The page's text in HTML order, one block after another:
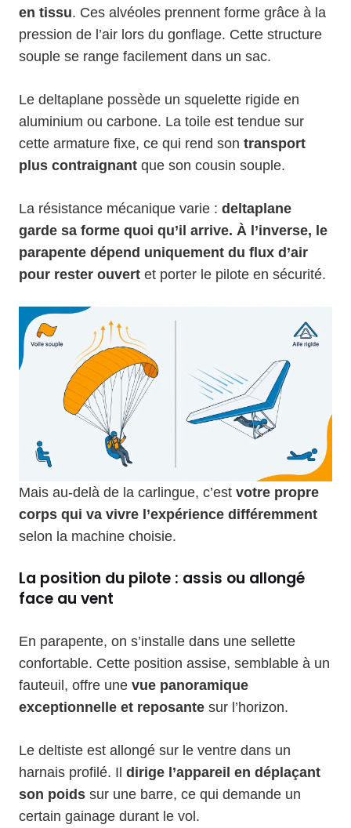
en tissu. Ces alvéoles prennent forme grâce à la
pression de l’air lors du gonflage. Cette structure
souple se range facilement dans un sac.
Le deltaplane possède un squelette rigide en
aluminium ou carbone. La toile est tendue sur
cette armature fixe, ce qui rend son transport
plus contraignant que son cousin souple.
La résistance mécanique varie : deltaplane
garde sa forme quoi qu’il arrive. À l’inverse, le
parapente dépend uniquement du flux d’air
pour rester ouvert et porter le pilote en sécurité.
Mais au-delà de la carlingue, c’est votre propre
corps qui va vivre l’expérience différemment
selon la machine choisie.
La position du pilote : assis ou allongé
face au vent
En parapente, on s’installe dans une sellette
confortable. Cette position assise, semblable à un
fauteuil, offre une vue panoramique
exceptionnelle et reposante sur l’horizon.
Le deltiste est allongé sur le ventre dans un
harnais profilé. Il dirige l’appareil en déplaçant
son poids sur une barre, ce qui demande un
certain gainage durant le vol.